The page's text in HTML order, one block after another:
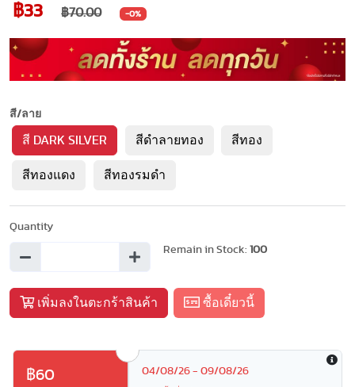
฿33 ฿70.00 -0%
สี/ลาย
สี DARK SILVER สีดำลายทอง สีทอง
สีทองแดง สีทองรมดำ
Quantity
Remain in Stock: 100
เพิ่มลงในตะกร้าสินค้า ซื้อเดี๋ยวนี้
฿60 04/08/26 - 09/08/26